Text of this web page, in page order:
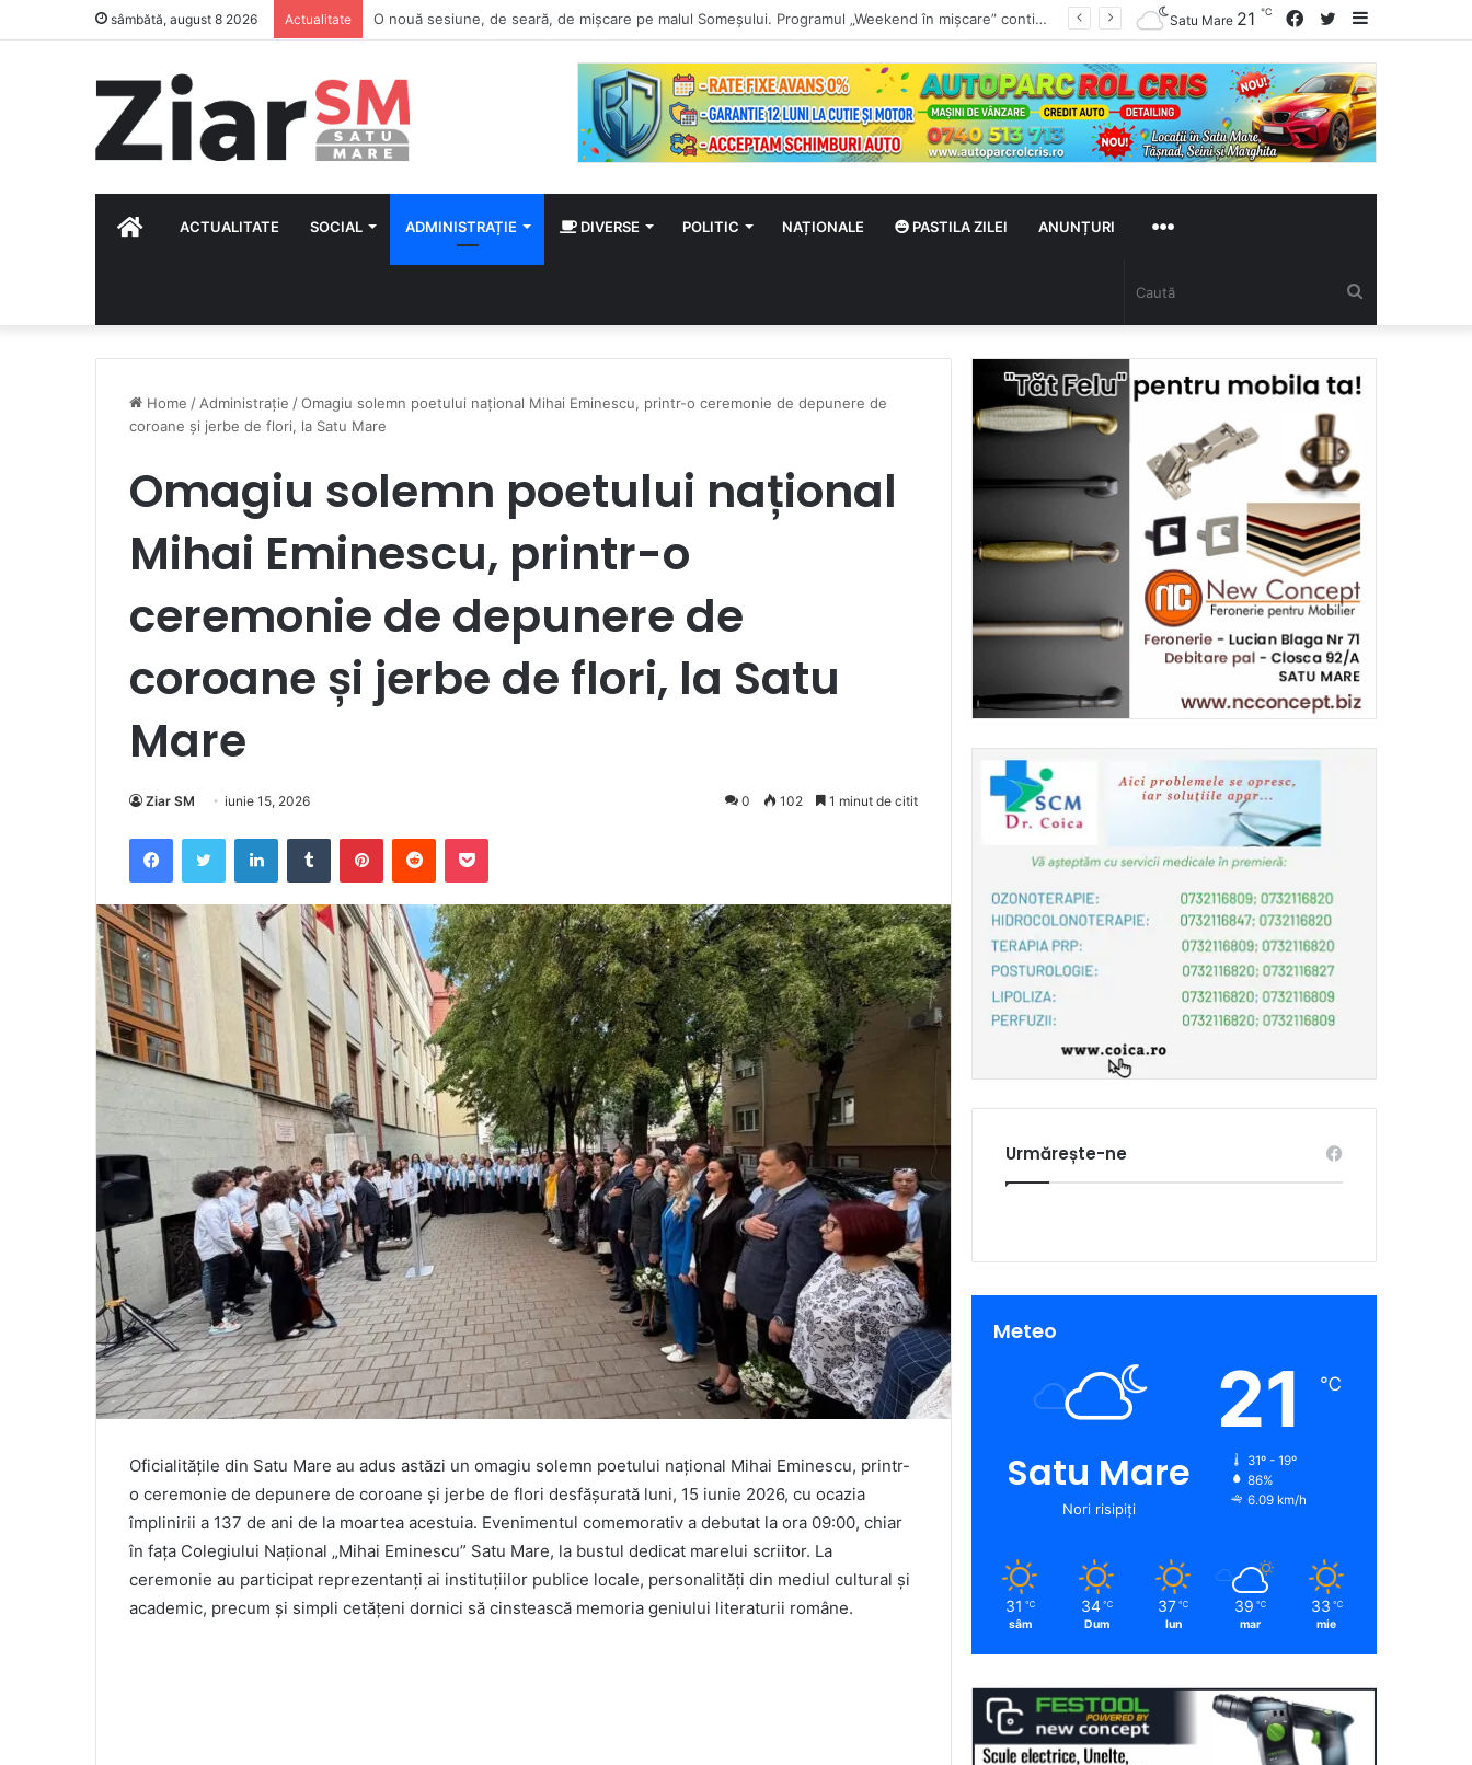
sâmbătă, august 8 2026 Actualitate Situația lotului, a stadionului și a bugetului clubului CSM Olimpia Satu Mare. Vezi lotul complet Sidebar
Twitter
Facebook
Satu Mare 21 ℃
HOMEACTUALITATE SOCIAL ADMINISTRAȚIE DIVERSE POLITIC NAȚIONALE PASTILA ZILEI ANUNȚURI
MULTE
Home / Administrație /Omagiu solemn poetului național Mihai Eminescu, printr-o ceremonie de depunere de
coroane și jerbe de flori, la Satu Mare
Omagiu solemn poetului național
Mihai Eminescu, printr-o
ceremonie de depunere de
coroane și jerbe de flori, la Satu
Mare
Ziar SM iunie 15, 2026 0 102 1 minut de citit
FacebookTwitter LinkedInTumblr PinterestReddit Pocket
Oficialitățile din Satu Mare au adus astăzi un omagiu solemn poetului național Mihai Eminescu, printr-
o ceremonie de depunere de coroane și jerbe de flori desfășurată luni, 15 iunie 2026, cu ocazia
împlinirii a 137 de ani de la moartea acestuia. Evenimentul comemorativ a debutat la ora 09:00, chiar
în fața Colegiului Național „Mihai Eminescu” Satu Mare, la bustul dedicat marelui scriitor. La
ceremonie au participat reprezentanți ai instituțiilor publice locale, personalități din mediul cultural și
academic, precum și simpli cetățeni dornici să cinstească memoria geniului literaturii române.
Urmărește-ne
Meteo
Satu Mare
Nori risipiți
21 ℃
31º - 19º
86%
6.09 km/h
31 ℃
sâm
34 ℃
Dum
37 ℃
lun
39 ℃
mar
33 ℃
mie